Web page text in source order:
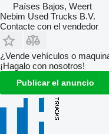
Países Bajos, Weert
Nebim Used Trucks B.V.
Contacte con el vendedor
¿Vende vehículos o
¡Hagalo con nosotros!
Publicar el anuncio